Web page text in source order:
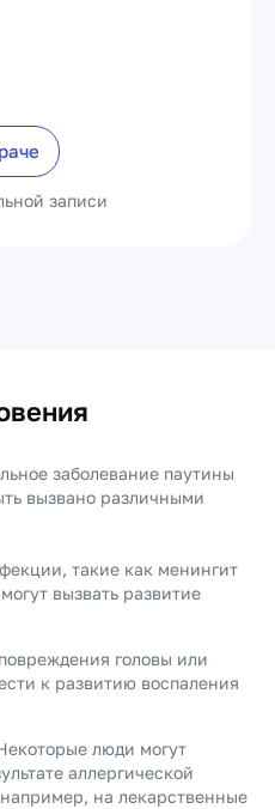
записи
заболевание паутины
вызвано различными
такие как менингит
вызвать развитие
головы или
к развитию воспаления
люди могут
аллергической
на лекарственные